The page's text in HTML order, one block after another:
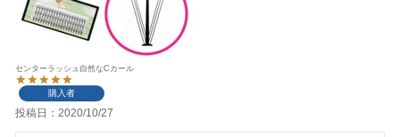
センターラッシュ自然なCカール
購入者
投稿日 2020/10/27